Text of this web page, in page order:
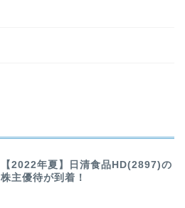
【2022年夏】日清食品HD(2897)の
株主優待が到着！